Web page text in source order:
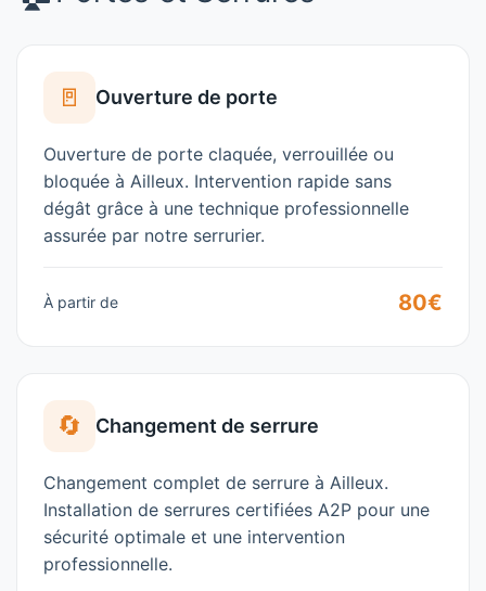
🚪 Ouverture de porte
Ouverture de porte claquée, verrouillée ou
bloquée à Ailleux. Intervention rapide sans
dégât grâce à une technique professionnelle
assurée par notre serrurier.
À partir de 80€
🔄 Changement de serrure
Changement complet de serrure à Ailleux.
Installation de serrures certifiées A2P pour une
sécurité optimale et une intervention
professionnelle.